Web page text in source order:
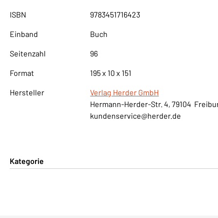
ISBN 9783451716423
Einband Buch
Seitenzahl 96
Format 195 x 10 x 151
Hersteller
Verlag Herder GmbH
Hermann-Herder-Str. 4, 79104
kundenservice@herder.de
Kategorie